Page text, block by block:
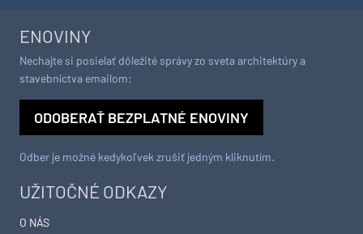
UŽITOČNÉ ODKAZY
O NÁS
ENOVINY
Nechajte si posielať dôležité správy zo sveta architektúry a
stavebníctva emailom:
ODOBERAŤ BEZPLATNÉ ENOVINY
Odber je možné kedykoľvek zrušiť jedným kliknutím.